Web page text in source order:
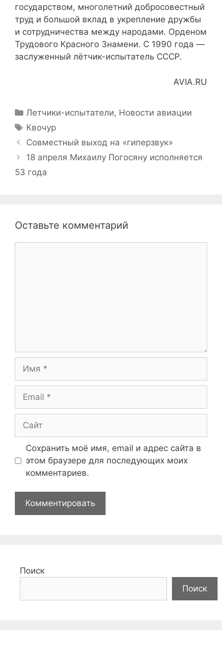
государством, многолетний добросовестный
труд и большой вклад в укрепление дружбы
и сотрудничества между народами. Орденом
Трудового Красного Знамени. С 1990 года —
заслуженный лётчик-испытатель СССР.
AVIA.RU
Рубрики
Летчики-испытатели, Новости авиации
Метки
Квочур
Совместный выход на «гиперзвук»
18 апреля Михаилу Погосяну исполняется
53 года
Оставьте комментарий
Сохранить моё имя, email и адрес сайта в
этом браузере для последующих моих
комментариев.
Поиск
Поиск